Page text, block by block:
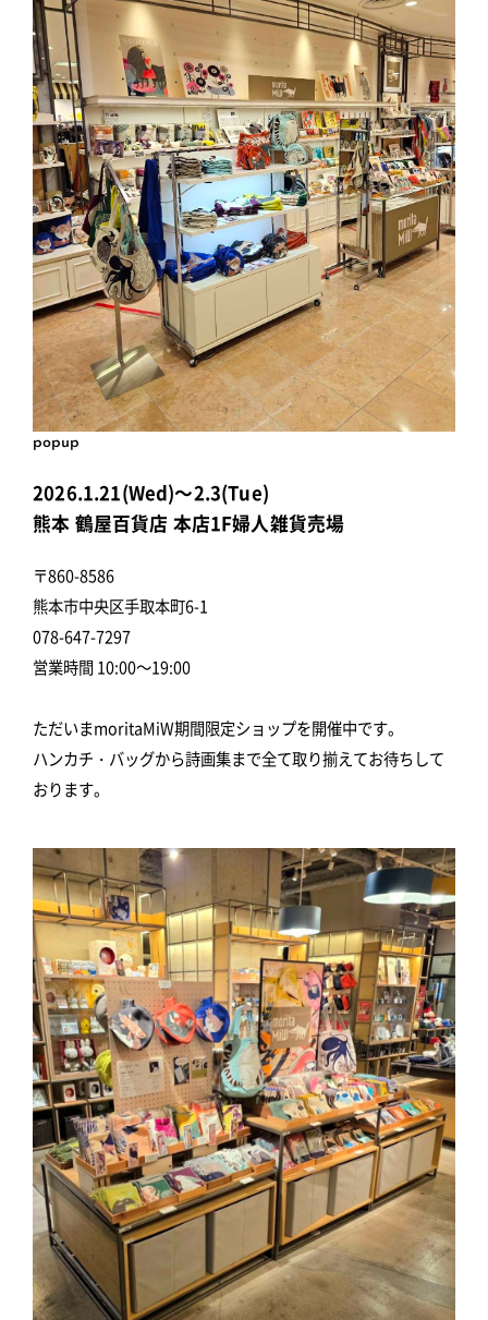
popup
2026.1.21(Wed)～2.3(Tue)
熊本 鶴屋百貨店 本店1F婦人雑貨売場
〒860-8586
熊本市中央区手取本町6-1
078-647-7297
営業時間 10:00～19:00
ただいまmoritaMiW期間限定ショップを開催中です。
ハンカチ・バッグから詩画集まで全て取り揃えてお待ちして
おります。